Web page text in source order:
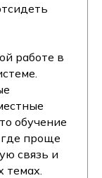
работе в
обучение
проще
связь и
темах.